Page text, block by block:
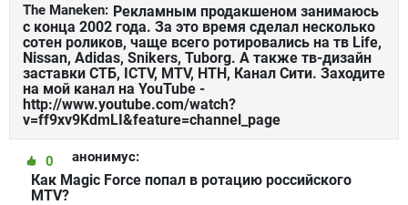
The Maneken: Рекламным продакшеном занимаюсь
с конца 2002 года. За это время сделал несколько
сотен роликов, чаще всего ротировались на тв Life,
Nissan, Adidas, Snikers, Tuborg. А также тв-дизайн
заставки СТБ, ICTV, MTV, НТН, Канал Сити. Заходите
на мой канал на YouTube -
http://www.youtube.com/watch?
v=ff9xv9KdmLI&feature=channel_page
анонимус:
0
Как Magic Force попал в ротацию российского
MTV?